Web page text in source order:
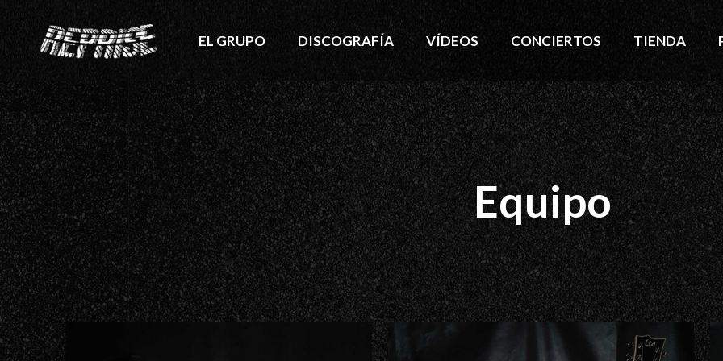
EL GRUPO DISCOGRAFÍA VÍDEOS CONCIERTOS TIENDA
Equipo